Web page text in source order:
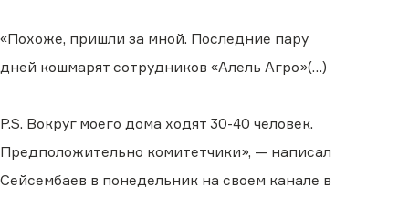
«Похоже, пришли за мной. Последние пару
дней кошмарят сотрудников «Алель Агро»(…)
P.S. Вокруг моего дома ходят 30-40 человек.
Предположительно комитетчики», — написал
Сейсембаев в понедельник на своем канале в